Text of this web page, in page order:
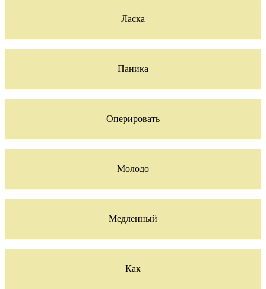
Ласка
Паника
Оперировать
Молодо
Медленный
Как